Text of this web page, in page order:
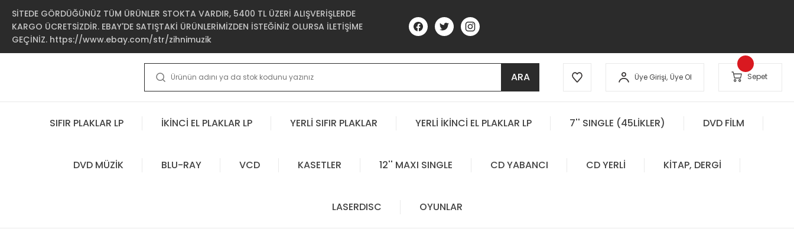
SİTEDE GÖRDÜĞÜNÜZ TÜM ÜRÜNLER STOKTA VARDIR, 5400 TL ÜZERİ ALIŞVERİŞLERDE
KARGO ÜCRETSİZDİR. EBAY'DE SATIŞTAKİ ÜRÜNLERİMİZDEN İSTEĞİNİZ OLURSA İLETİŞİME
GEÇİNİZ. https://www.ebay.com/str/zihnimuzik
ARA Üye Girişi, Üye Ol Sepet
SIFIR PLAKLAR LP İKİNCİ EL PLAKLAR LP YERLİ SIFIR PLAKLAR YERLİ İKİNCİ EL PLAKLAR LP 7'' SINGLE (45LİKLER) DVD FİLM
DVD MÜZİK BLU-RAY VCD KASETLER 12'' MAXI SINGLE CD YABANCI CD YERLİ KİTAP, DERGİ
LASERDISC OYUNLAR